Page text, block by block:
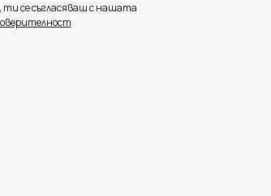
ти се съгласяваш с нашата